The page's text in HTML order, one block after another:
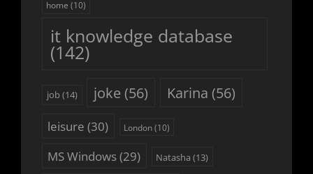
home (10)
it knowledge database
(142)
job(14) joke (56) Karina (56)
leisure (30) London(10)
MS Windows(29) Natasha (13)